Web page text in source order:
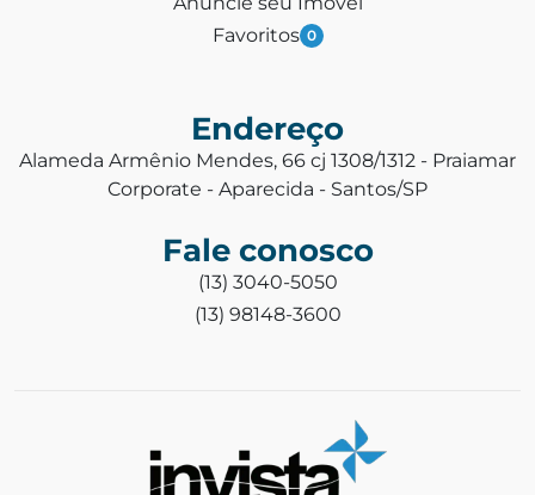
Favoritos 0
Endereço
Alameda Armênio Mendes, 66 cj 1308/1312 - Praiamar
Corporate - Aparecida - Santos/SP
Fale conosco
(13) 3040-5050
(13) 98148-3600